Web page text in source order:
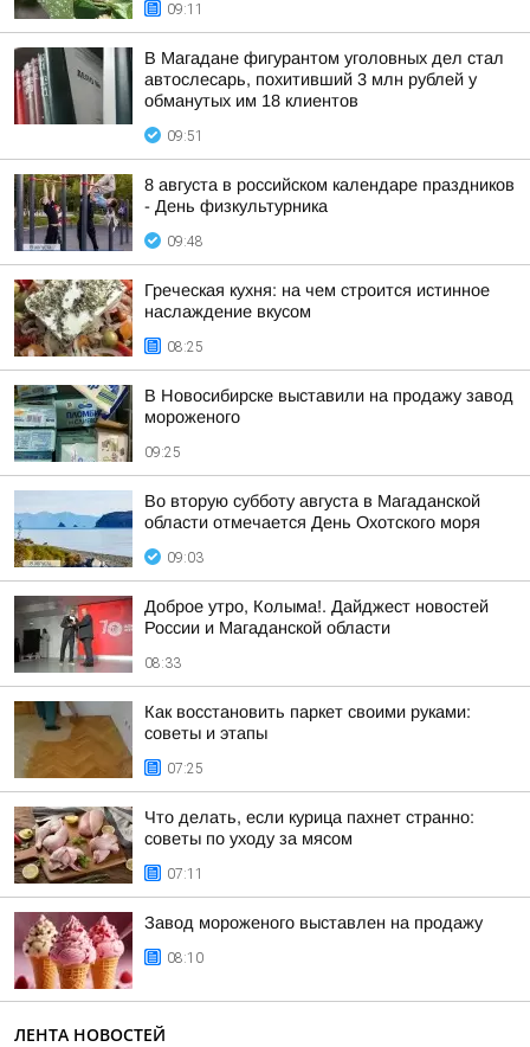
09:11
В Магадане фигурантом уголовных дел стал
автослесарь, похитивший 3 млн рублей у
обманутых им 18 клиентов
09:51
8 августа в российском календаре праздников
- День физкультурника
09:48
Греческая кухня: на чем строится истинное
наслаждение вкусом
08:25
В Новосибирске выставили на продажу завод
мороженого
09:25
Во вторую субботу августа в Магаданской
области отмечается День Охотского моря
09:03
Доброе утро, Колыма!. Дайджест новостей
России и Магаданской области
08:33
Как восстановить паркет своими руками:
советы и этапы
07:25
Что делать, если курица пахнет странно:
советы по уходу за мясом
07:11
Завод мороженого выставлен на продажу
08:10
ЛЕНТА НОВОСТЕЙ